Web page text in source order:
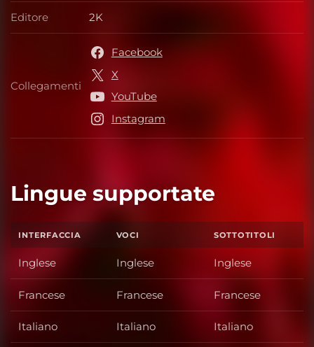
Editore Editore
2K
Collegamenti Collegamenti
Facebook
X
YouTube
Instagram
Lingue supportate
INTERFACCIA VOCI SOTTOTITOLI
Inglese Inglese Inglese
Francese Francese Francese
Italiano Italiano Italiano